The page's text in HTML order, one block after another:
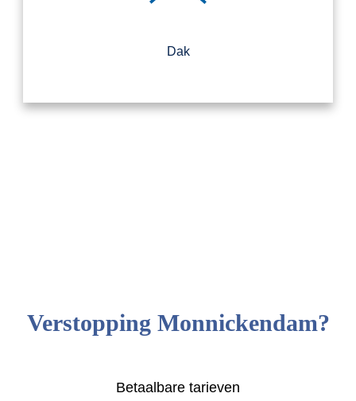
Dak
Verstopping Monnickendam?
Betaalbare tarieven